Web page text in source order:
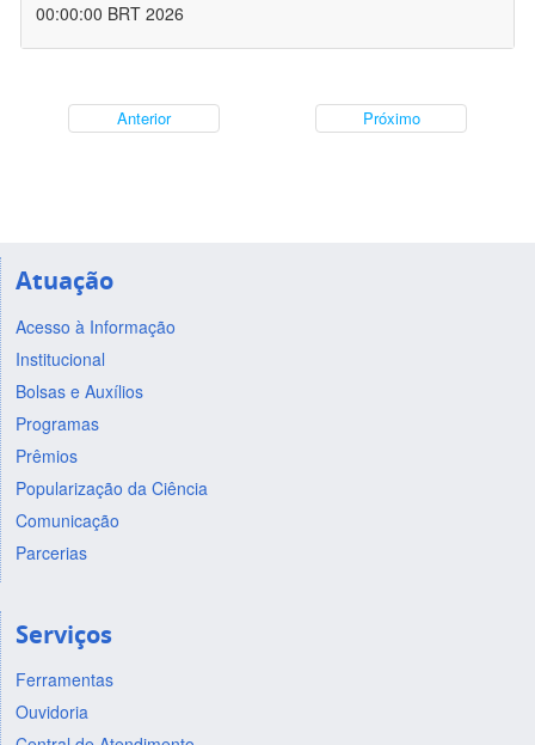
00:00:00 BRT 2026
Anterior Próximo
Atuação
Acesso à Informação
Institucional
Bolsas e Auxílios
Programas
Prêmios
Popularização da Ciência
Comunicação
Parcerias
Serviços
Ferramentas
Ouvidoria